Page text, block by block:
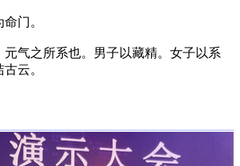
门。
气之所系也。男子以藏精。女子以系
云。